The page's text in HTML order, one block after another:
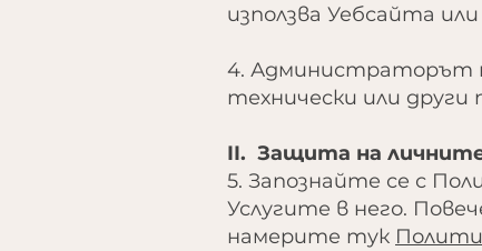
използва Уебсайта
4. Администраторът
технически или други
II. Защита на
5. Запознайте се с
Услугите в него.
намерите тук